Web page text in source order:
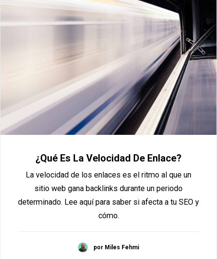
¿Qué Es La Velocidad De Enlace?
La velocidad de los enlaces es el ritmo al que un
sitio web gana backlinks durante un periodo
determinado. Lee aquí para saber si afecta a tu SEO y
cómo.
por Miles Fehmi